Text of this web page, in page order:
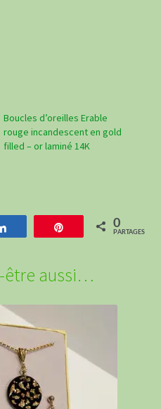
Boucles d’oreilles Erable
rouge incandescent en gold
filled – or laminé 14K
Épingle 0
PARTAGES
être aussi…